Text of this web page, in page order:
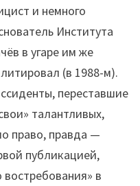
и немного
Института
в угаре им же
(в 1988-м).
переставшие
талантливых,
право, правда —
публикацией,
в